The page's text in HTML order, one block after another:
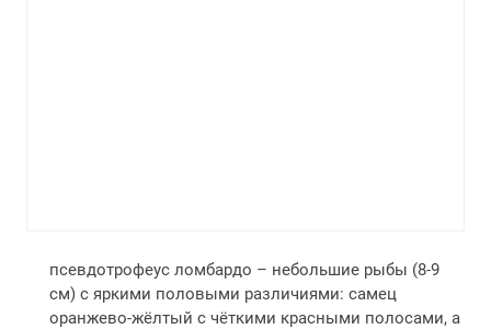
псевдотрофеус ломбардо – небольшие рыбы (8-9
см) с яркими половыми различиями: самец
оранжево-жёлтый с чёткими красными полосами, а